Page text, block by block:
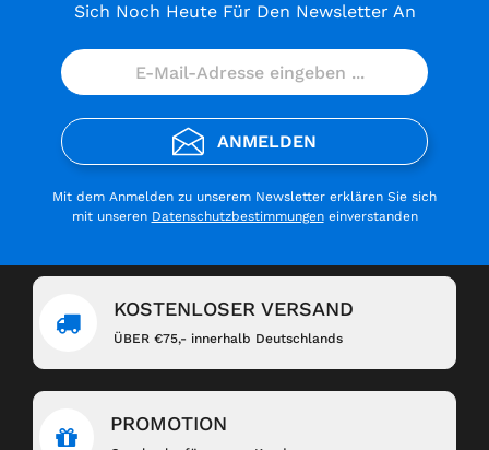
Sich Noch Heute Für Den Newsletter An
ANMELDEN
Mit dem Anmelden zu unserem Newsletter erklären Sie sich
mit unseren Datenschutzbestimmungeneinverstanden
KOSTENLOSER VERSAND
ÜBER €75,- innerhalb Deutschlands
PROMOTION